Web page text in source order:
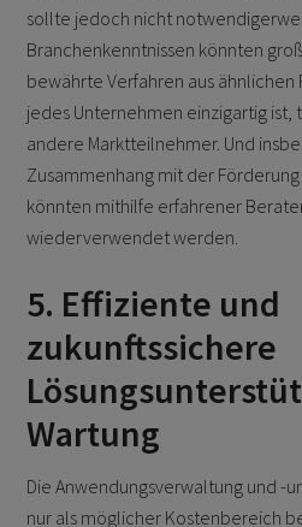
sollte jedoch nicht
Branchenkenntnissen könnten
bewährte Verfahren aus
jedes Unternehmen einzigartig
andere Marktteilnehmer. Und
Zusammenhang mit der
könnten mithilfe erfahrener
wiederverwendet werden.
5. Effiziente und
zukunftssichere
Wartung
Die Anwendungsverwaltung und -
nur als möglicher Kostenbereich